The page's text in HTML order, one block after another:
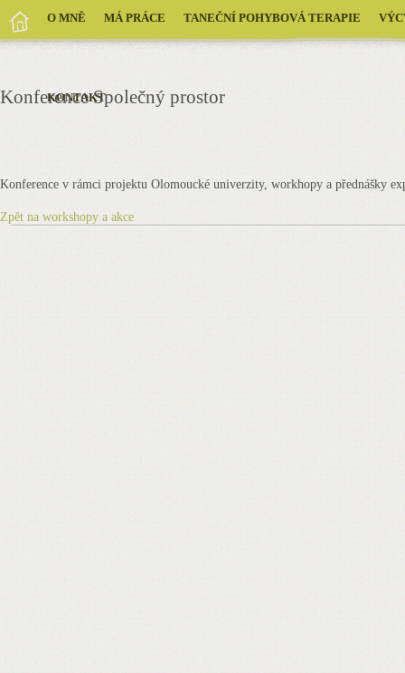
O MNĚ MÁ PRÁCE TANEČNÍ POHYBOVÁ TERAPIE
KONTAKT
Konference Společný prostor
Konference v rámci projektu Olomoucké univerzity, workhopy a přednášky
Zpět na workshopy a akce